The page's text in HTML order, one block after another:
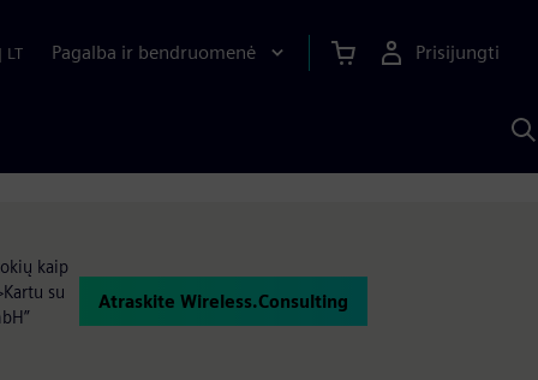
| LT Pagalba ir bendruomenė Prisijungti
kaip
su
Atraskite Wireless.Consulting